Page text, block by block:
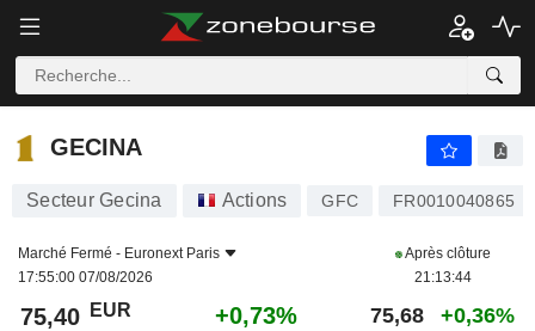
GECINA +0,73%
GECINA
Secteur Gecina Actions GFC FR0010040865
Marché Fermé - Euronext Paris
17:55:00 07/08/2026
Après clôture
21:13:44
75,40 EUR +0,73% 75,68 +0,36%